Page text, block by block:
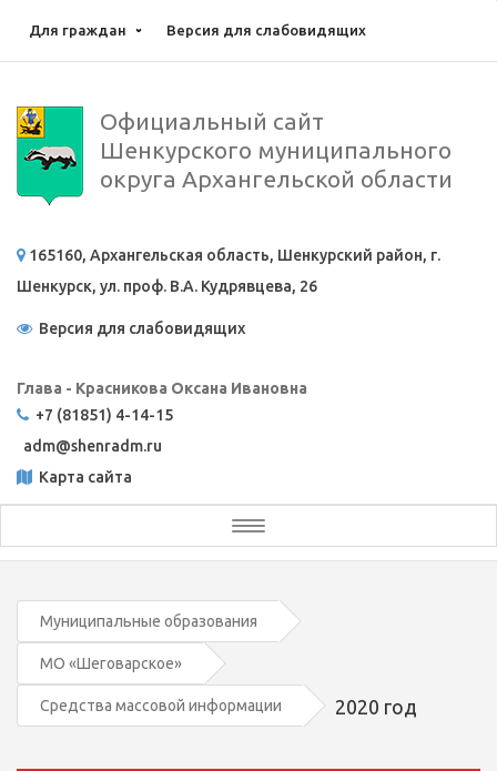
Для граждан Версия для слабовидящих
Официальный сайт
Шенкурского муниципального
округа Архангельской области
165160, Архангельская область, Шенкурский район, г.
Шенкурск, ул. проф. В.А. Кудрявцева, 26
Версия для слабовидящих
Глава - Красникова Оксана Ивановна
+7 (81851) 4-14-15
adm@shenradm.ru
Карта сайта
Toggle
navigation
Муниципальные образования
МО «Шеговарское»
Средства массовой информации 2020 год